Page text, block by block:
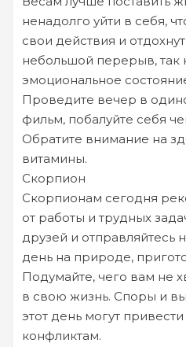
ненадолго уйти в себя,
свои действия и
небольшой перерыв, так
эмоциональное
Проведите вечер в
фильм, побалуйте себя
Обратите внимание на
витамины.
Скорпион
Скорпионам сегодня
от работы и трудных
друзей и отправляйтесь
день на природе,
Подумайте, чего вам не
в свою жизнь. Споры и
этот день могут
конфликтам.